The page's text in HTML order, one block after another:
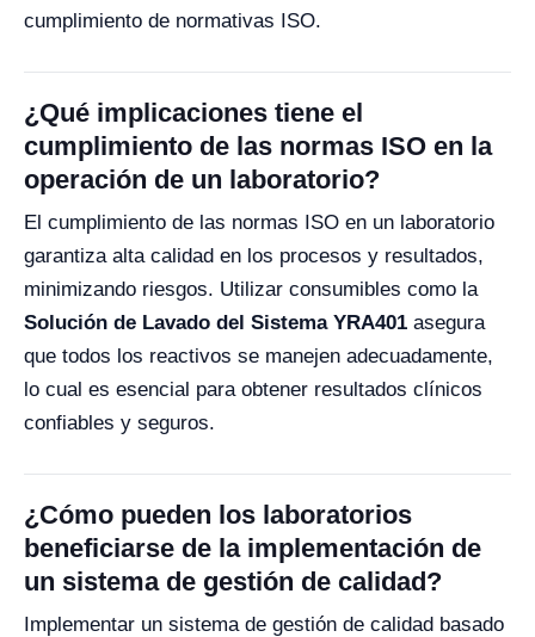
cumplimiento de normativas ISO.
¿Qué implicaciones tiene el
cumplimiento de las normas ISO en la
operación de un laboratorio?
El cumplimiento de las normas ISO en un laboratorio
garantiza alta calidad en los procesos y resultados,
minimizando riesgos. Utilizar consumibles como la
Solución de Lavado del Sistema YRA401 asegura
que todos los reactivos se manejen adecuadamente,
lo cual es esencial para obtener resultados clínicos
confiables y seguros.
¿Cómo pueden los laboratorios
beneficiarse de la implementación de
un sistema de gestión de calidad?
Implementar un sistema de gestión de calidad basado